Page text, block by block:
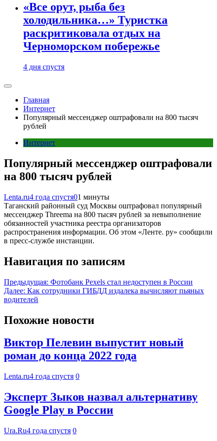
«Все орут, рыба без
холодильника…» Туристка
раскритиковала отдых на
Черноморском побережье
4 дня спустя
Главная
Интернет
Популярный мессенджер оштрафовали на 800 тысяч
рублей
Интернет
Популярный мессенджер оштрафовали
на 800 тысяч рублей
Lenta.ru4 года спустя01 минуты
Таганский районный суд Москвы оштрафовал популярный
мессенджер Threema на 800 тысяч рублей за невыполнение
обязанностей участника реестра организаторов
распространения информации. Об этом «Ленте. ру» сообщили
в пресс-службе инстанции.
Навигация по записям
Предыдущая: Фотобанк Pexels стал недоступен в России
Далее: Как сотрудники ГИБДД издалека вычисляют пьяных
водителей
Похожие новости
Виктор Пелевин выпустит новый
роман до конца 2022 года
Lenta.ru4 года спустя 0
Эксперт Зыков назвал альтернативу
Google Play в России
Ura.Ru4 года спустя 0